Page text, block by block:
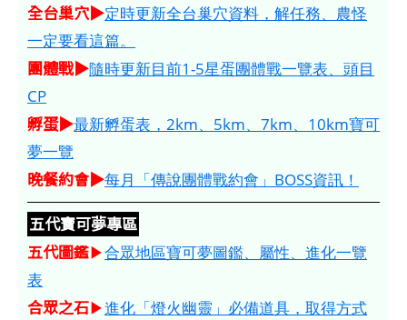
全台巢穴▶定時更新全台巢穴資料，解任務、農怪
一定要看這篇。
團體戰▶隨時更新目前1-5星蛋團體戰一覽表、頭目
CP
孵蛋▶最新孵蛋表，2km、5km、7km、10km寶可
夢一覽
晚餐約會▶每月「傳說團體戰約會」BOSS資訊！
五代寶可夢專區
五代圖鑑▶合眾地區寶可夢圖鑑、屬性、進化一覽
表
合眾之石▶進化「燈火幽靈」必備道具，取得方式